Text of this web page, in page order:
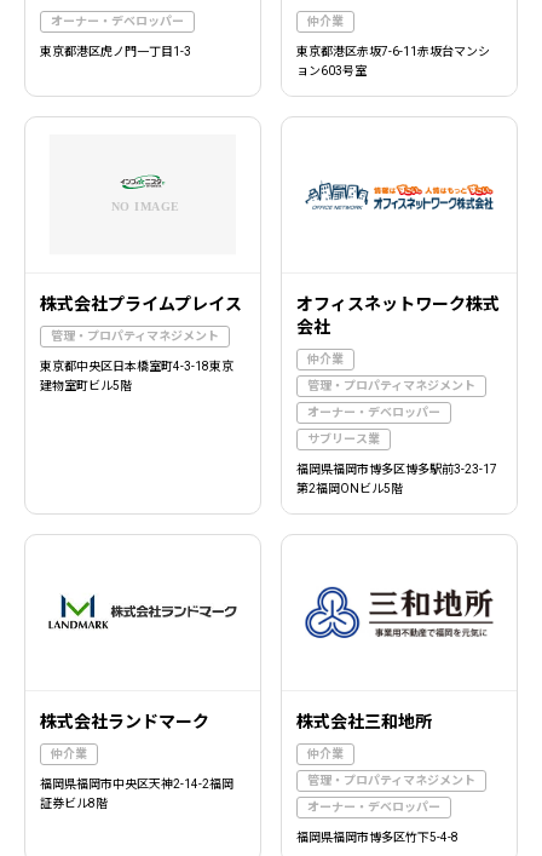
オーナー・デベロッパー
東京都港区虎ノ門一丁目1-3
仲介業
東京都港区赤坂7-6-11赤坂台マンシ
ョン603号室
株式会社プライムプレイス
管理・プロパティマネジメント
東京都中央区日本橋室町4-3-18東京
建物室町ビル5階
オフィスネットワーク株式
会社
仲介業
管理・プロパティマネジメント
オーナー・デベロッパー
サブリース業
福岡県福岡市博多区博多駅前3-23-17
第2福岡ONビル5階
株式会社ランドマーク
仲介業
福岡県福岡市中央区天神2-14-2福岡
証券ビル8階
株式会社三和地所
仲介業
管理・プロパティマネジメント
オーナー・デベロッパー
福岡県福岡市博多区竹下5-4-8